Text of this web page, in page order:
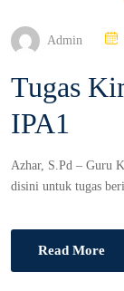
Admin
T
Tugas
IPA1
Azhar, S.Pd – Guru
disini untuk tugas
Read More